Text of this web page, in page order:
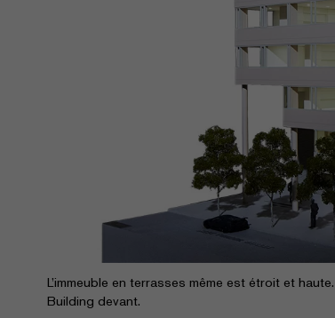
L’immeuble en terrasses même est étroit et
Building devant.